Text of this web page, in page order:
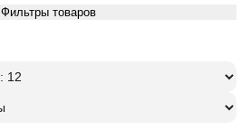
Фильтры товаров